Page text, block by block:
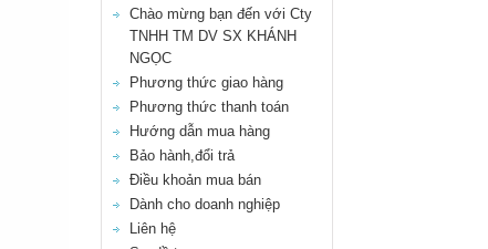
Chào mừng bạn đến với Cty
TNHH TM DV SX KHÁNH
NGỌC
Phương thức giao hàng
Phương thức thanh toán
Hướng dẫn mua hàng
Bảo hành,đổi trả
Điều khoản mua bán
Dành cho doanh nghiệp
Liên hệ